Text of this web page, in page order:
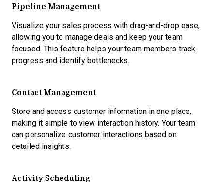
Pipeline Management
Visualize your sales process with drag-and-drop ease,
allowing you to manage deals and keep your team
focused. This feature helps your team members track
progress and identify bottlenecks.
Contact Management
Store and access customer information in one place,
making it simple to view interaction history. Your team
can personalize customer interactions based on
detailed insights.
Activity Scheduling